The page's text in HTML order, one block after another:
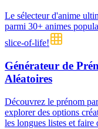
Le sélecteur d'anime
parmi 30+ animes
slice-of-life!
Générateur de
Aléatoires
Découvrez le prénom
explorer des options
les longues listes et faire